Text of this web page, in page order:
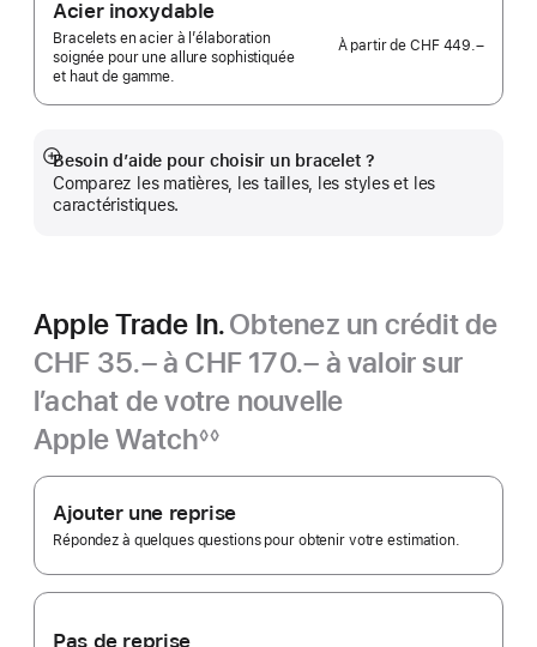
Acier inoxydable
Bracelets en acier à l’élaboration
soignée pour une allure sophistiquée
et haut de gamme.
À partir deCHF 449.–
Besoin d’aide pour choisir un bracelet ?
Comparez les matières, les tailles, les styles et les
caractéristiques.
Afficher
plus
Apple Trade In.Obtenez un crédit de
CHF 35.– à CHF 170.– à valoir sur
l’achat de votre nouvelle
Apple Watch
Note
de
de
page
◊◊
Apple
Trade In.
Ajouter une reprise
Répondez à quelques questions pour obtenir votre estimation.
Pas de reprise